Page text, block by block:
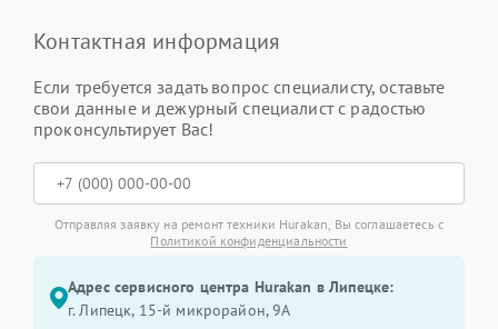
Контактная информация
Если требуется задать вопрос специалисту, оставьте
свои данные и дежурный специалист с радостью
проконсультирует Вас!
Отправляя заявку на ремонт техники Hurakan, Вы соглашаетесь с
Политикой конфиденциальности
Адрес сервисного центра Hurakan в Липецке:
г. Липецк, 15-й микрорайон, 9А